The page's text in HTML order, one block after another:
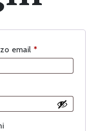
email *Richiesto